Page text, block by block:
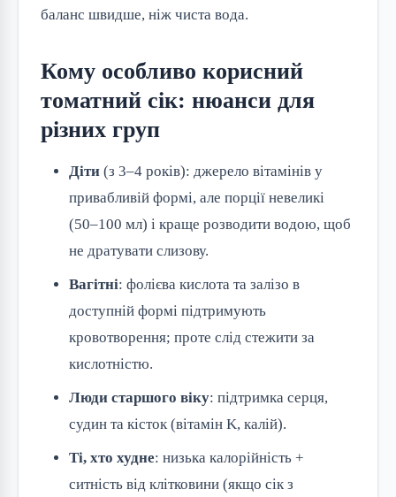
баланс швидше, ніж чиста вода.
Кому особливо корисний
томатний сік: нюанси для
різних груп
Діти (з 3–4 років): джерело вітамінів у
привабливій формі, але порції невеликі
(50–100 мл) і краще розводити водою, щоб
не дратувати слизову.
Вагітні: фолієва кислота та залізо в
доступній формі підтримують
кровотворення; проте слід стежити за
кислотністю.
Люди старшого віку: підтримка серця,
судин та кісток (вітамін K, калій).
Ті, хто худне: низька калорійність +
ситність від клітковини (якщо сік з